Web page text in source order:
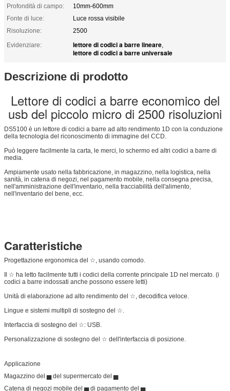
Profondità di campo:
10mm-600mm
Fonte di luce:
Luce rossa visibile
Risoluzione:
2500
Evidenziare:
lettore di codici a barre lineare,
lettore di codici a barre universale
Descrizione di prodotto
Lettore di codici a barre economico del
usb del piccolo micro di 2500 risoluzioni
DS5100 è un lettore di codici a barre ad alto rendimento 1D con la conduzione
della tecnologia del riconoscimento di immagine del CCD.
Può leggere facilmente la carta, le merci, lo schermo ed altri codici a barre di
media.
Ampiamente usato nella fabbricazione, in magazzino, nella logistica, nella
sanità, in catena di negozi, nel pagamento mobile, nella consegna precisa,
nell'amministrazione dell'inventario, nella tracciabilità dell'alimento,
nell'inventario del bene, ecc.
Caratteristiche
Progettazione ergonomica del ☆, usando comodo.
Il ☆ ha letto facilmente tutti i codici della corrente principale 1D nel mercato. (i
codici a barre indossati anche possono essere letti)
Unità di elaborazione ad alto rendimento del ☆, decodifica veloce.
Lingue e sistemi multipli di sostegno del ☆.
Interfaccia di sostegno del ☆: USB.
Personalizzazione di sostegno del ☆ dell'interfaccia di posizione.
Applicazione
Magazzino del ▅ del supermercato del ▅
Catena di negozi mobile del ▅ di pagamento del ▅